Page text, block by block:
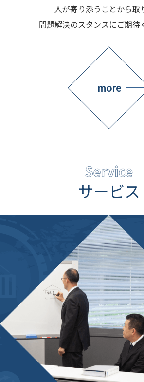
人が寄り添うことから取
問題解決のスタンスにご期待
more
サービス